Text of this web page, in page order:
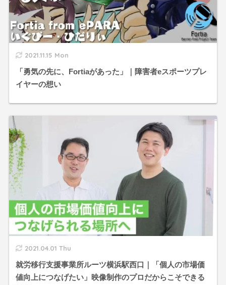
2021.11.15 Mon
「勇気の先に、Fortiaがあった」｜障害者eスポーツプレ
イヤーの想い
2021.04.01 Thu
就労移行支援事業所ルーツ横浜駅西口｜「個人の市場価
値向上につなげたい」映像制作のプロだからこそできる